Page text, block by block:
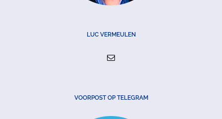
LUC VERMEULEN
VOORPOST OP TELEGRAM